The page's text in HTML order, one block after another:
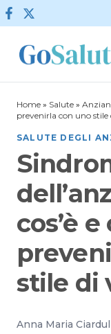
Vai al contenuto
Home » Salute »
prevenirla con uno
SALUTE DEGLI
cos’è
stile di
Anna Maria